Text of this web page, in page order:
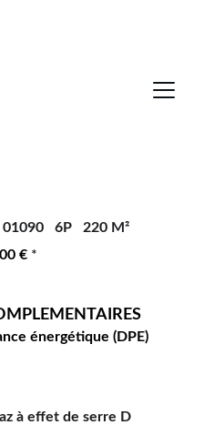
6P   220 M²
€ *
énergétique (DPE)
à effet de serre D